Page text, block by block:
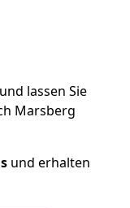
lassen Sie
Marsberg
und erhalten